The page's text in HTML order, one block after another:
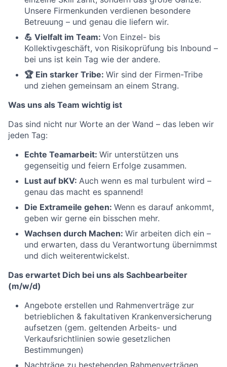
Unsere Firmenkunden verdienen besondere
Betreuung – und genau die liefern wir.
💪 Vielfalt im Team: Von Einzel- bis
Kollektivgeschäft, von Risikoprüfung bis Inbound –
bei uns ist kein Tag wie der andere.
🏆 Ein starker Tribe: Wir sind der Firmen-Tribe
und ziehen gemeinsam an einem Strang.
Was uns als Team wichtig ist
Das sind nicht nur Worte an der Wand – das leben wir
jeden Tag:
Echte Teamarbeit: Wir unterstützen uns
gegenseitig und feiern Erfolge zusammen.
Lust auf bKV: Auch wenn es mal turbulent wird –
genau das macht es spannend!
Die Extrameile gehen: Wenn es darauf ankommt,
geben wir gerne ein bisschen mehr.
Wachsen durch Machen: Wir arbeiten dich ein –
und erwarten, dass du Verantwortung übernimmst
und dich weiterentwickelst.
Das erwartet Dich bei uns als Sachbearbeiter
(m/w/d)
Angebote erstellen und Rahmenverträge zur
betrieblichen & fakultativen Krankenversicherung
aufsetzen (gem. geltenden Arbeits- und
Verkaufsrichtlinien sowie gesetzlichen
Bestimmungen)
Nachträge zu bestehenden Rahmenverträgen